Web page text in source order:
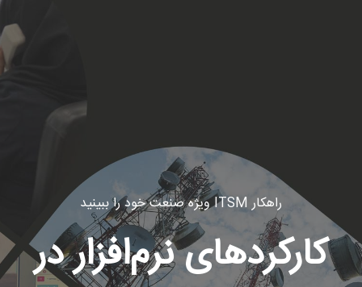
راهکار ITSM ویژه صنعت خود را ببینید
کارکردهای نرم‌افزار در